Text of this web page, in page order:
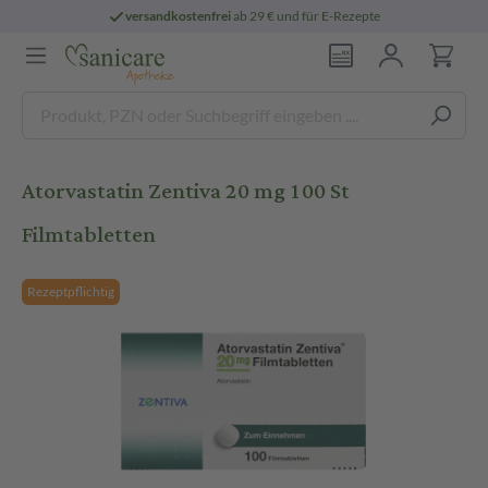
versandkostenfreiab 29 € und für E-Rezepte
Atorvastatin Zentiva 20 mg 100 St
Filmtabletten
Rezeptpflichtig